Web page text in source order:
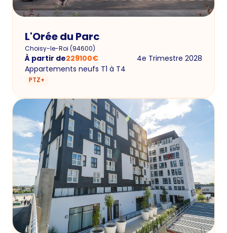
L'Orée du Parc
Choisy-le-Roi (94600)
À partir de229100€
4e Trimestre 2028
Appartements neufs T1 à T4
PTZ+